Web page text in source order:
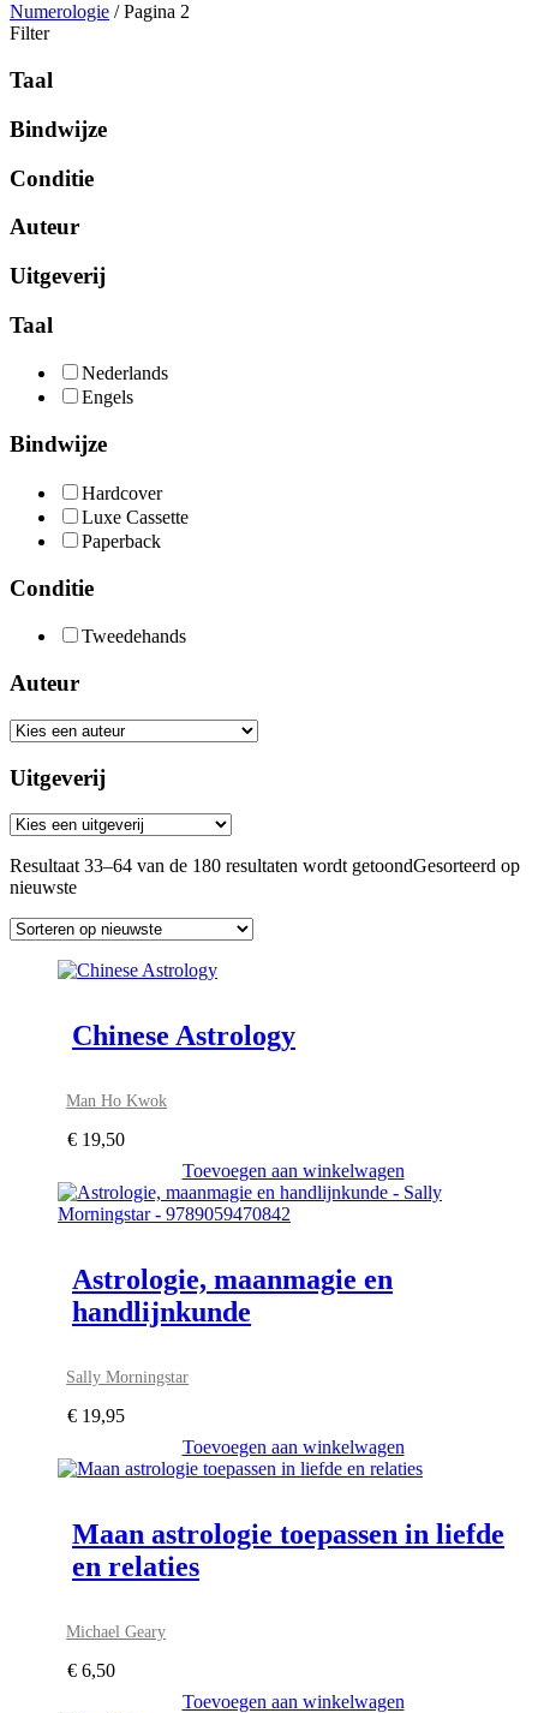
Numerologie / Pagina 2
Filter
Taal
Bindwijze
Conditie
Auteur
Uitgeverij
Taal
Nederlands
Engels
Bindwijze
Hardcover
Luxe Cassette
Paperback
Conditie
Tweedehands
Auteur
Uitgeverij
Resultaat 33–64 van de 180 resultaten wordt getoondGesorteerd op
nieuwste
Chinese Astrology
Man Ho Kwok
€ 19,50
Toevoegen aan winkelwagen
Astrologie, maanmagie en
handlijnkunde
Sally Morningstar
€ 19,95
Toevoegen aan winkelwagen
Maan astrologie toepassen in liefde
en relaties
Michael Geary
€ 6,50
Toevoegen aan winkelwagen